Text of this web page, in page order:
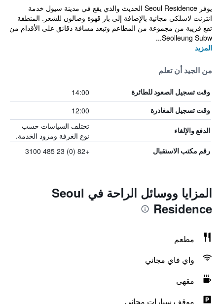
يوفر Seoul Residence الحديث والذي يقع في مدينة سيول خدمة
انترنت لاسلكي مجانية بالإضافة إلى بار قهوة وصالون للشعر. المنطقة
تقع قريبة من مجموعة من المطاعم وتبعد مسافة دقائق على الأقدام من
Seolleung Subw...
المزيد
من الجيد أن تعلم
وقت تسجيل الصعود للطائرة 14:00
وقت تسجيل المغادرة 12:00
الدفع والإلغاء
تختلف السياسات حسب
نوع الغرفة ومزود الخدمة.
رقم مكتب الاستقبال +82 (0) 23 485 3100
المزايا ووسائل الراحة في Seoul
Residence
مطعم
واي فاي مجاني
مقهى
موقف سيارات مجاني